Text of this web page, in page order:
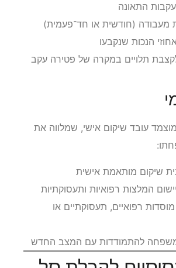
דמי פגיעה עד 91 ימים מהמועד שבו הופסקה
התאונה
מעבודה (חודשית או חד־פעמית)
הנכות שנקבעו
תלויים במקרה של פטירה עקב
עובד שיקום אישי, שמלווה את
שיקום מותאמת אישית
המלצות רפואיות ותעסוקתיות
רפואיים, תעסוקתיים או
להתמודדות עם המצב החדש